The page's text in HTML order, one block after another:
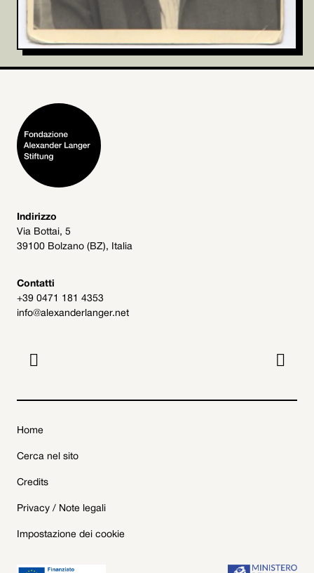
Indirizzo
Via Bottai, 5
39100 Bolzano (BZ), Italia
Contatti
+39 0471 181 4353
info@alexanderlanger.net
 
Home
Cerca nel sito
Credits
Privacy / Note legali
Impostazione dei cookie